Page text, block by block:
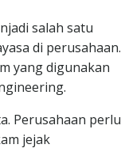
salah satu
di perusahaan.
yang digunakan
Perusahaan perlu
jejak